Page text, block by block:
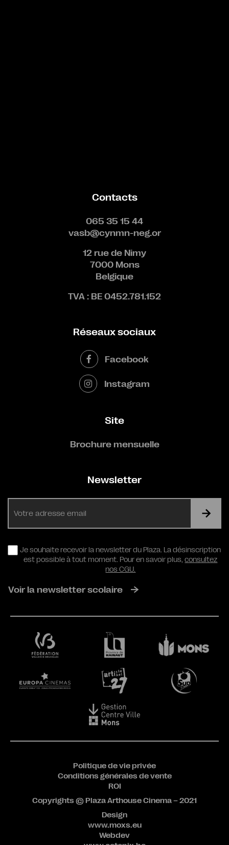
Contacts
065 35 15 44
vasb@cynmn-neg.or
12 rue de Nimy
7000 Mons
Belgique
TVA : BE 0452.781.152
Réseaux sociaux
Facebook
Instagram
Site
Brochure mensuelle
Newsletter
RGPD
Je souhaite recevoir la newsletter du Plaza. La désinscription
est possible à tout moment. Pour en savoir plus,consultez
nos CGU.
Voir la newsletter scolaire
Design
www.moxs.eu
Webdev
Politique de vie privée
Conditions générales de vente
ROI
Copyrights © Plaza Arthouse Cinema – 2021